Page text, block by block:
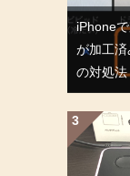
iPhone
が加工
の対処